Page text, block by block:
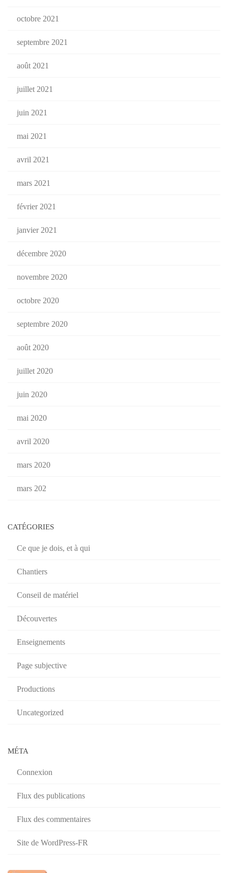
octobre 2021
septembre 2021
août 2021
juillet 2021
juin 2021
mai 2021
avril 2021
mars 2021
février 2021
janvier 2021
décembre 2020
novembre 2020
octobre 2020
septembre 2020
août 2020
juillet 2020
juin 2020
mai 2020
avril 2020
mars 2020
mars 202
CATÉGORIES
Ce que je dois, et à qui
Chantiers
Conseil de matériel
Découvertes
Enseignements
Page subjective
Productions
Uncategorized
MÉTA
Connexion
Flux des publications
Flux des commentaires
Site de WordPress-FR